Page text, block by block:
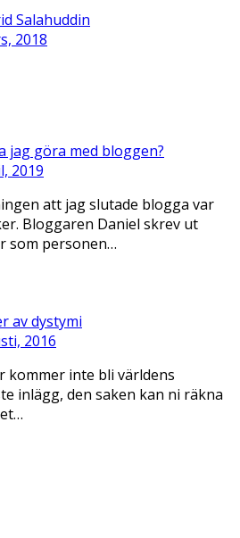
Salahuddin
2018
jag göra med bloggen?
2019
att jag slutade blogga var
Bloggaren Daniel skrev ut
som personen…
av dystymi
2016
kommer inte bli världens
inlägg, den saken kan ni räkna